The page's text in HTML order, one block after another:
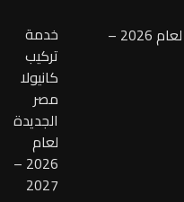
خدمة
تركيب
كانيولا
مصر
الجديدة
لعام
2026 –
2027